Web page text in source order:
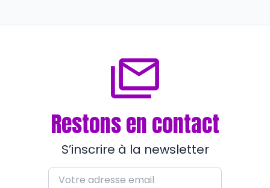
Restons en contact
S’inscrire à la newsletter